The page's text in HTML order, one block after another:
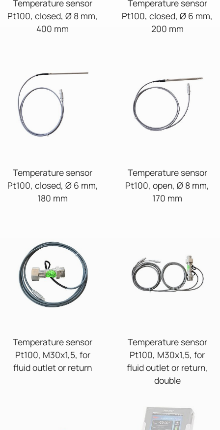
Temperature sensor
Pt100, closed, Ø 8 mm,
400 mm
Temperature sensor
Pt100, closed, Ø 6 mm,
200 mm
Temperature sensor
Pt100, closed, Ø 6 mm,
180 mm
Temperature sensor
Pt100, open, Ø 8 mm,
170 mm
Temperature sensor
Pt100, M30x1,5, for
fluid outlet or return
Temperature sensor
Pt100, M30x1,5, for
fluid outlet or return,
double